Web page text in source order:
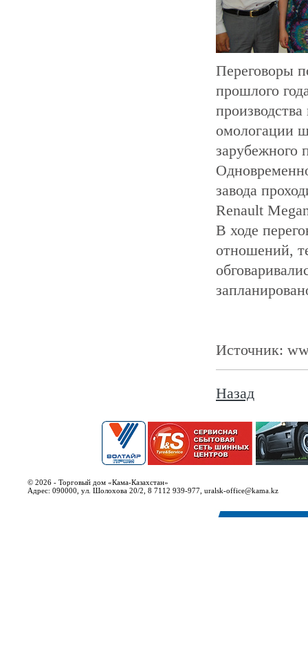
Переговоры
прошлого
омологации
зарубежного
завода
Renault
В ходе
отношений,
Источник:
Назад
© 2026 - Торговый дом «Кама-Казахстан»
Адрес: 090000, ул. Шолохова 20/2, 8 7112 939-977, uralsk-office@kama.kz